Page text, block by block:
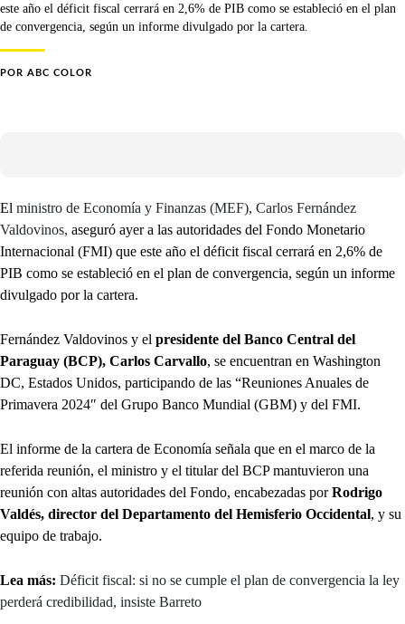
este año el déficit fiscal cerrará en 2,6% de PIB como se estableció en el plan
de convergencia, según un informe divulgado por la cartera.
POR ABC COLOR
El ministro de Economía y Finanzas (MEF), Carlos Fernández
Valdovinos, aseguró ayer a las autoridades del Fondo Monetario
Internacional (FMI) que este año el déficit fiscal cerrará en 2,6% de
PIB como se estableció en el plan de convergencia, según un informe
divulgado por la cartera.
Fernández Valdovinos y el presidente del Banco Central del
Paraguay (BCP), Carlos Carvallo, se encuentran en Washington
DC, Estados Unidos, participando de las “Reuniones Anuales de
Primavera 2024″ del Grupo Banco Mundial (GBM) y del FMI.
El informe de la cartera de Economía señala que en el marco de la
referida reunión, el ministro y el titular del BCP mantuvieron una
reunión con altas autoridades del Fondo, encabezadas porRodrigo
Valdés, director del Departamento del Hemisferio Occidental, y su
equipo de trabajo.
Lea más: Déficit fiscal: si no se cumple el plan de convergencia la ley
perderá credibilidad, insiste Barreto